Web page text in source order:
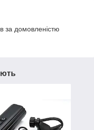
за домовленістю